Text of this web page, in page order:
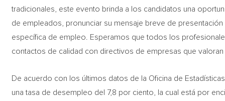
tradicionales, este evento brinda a los candidatos una
de empleados, pronunciar su mensaje breve de
específica de empleo. Esperamos que todos los
contactos de calidad con directivos de empresas que valoran
De acuerdo con los últimos datos de la Oficina de
una tasa de desempleo del 7,8 por ciento, la cual está por